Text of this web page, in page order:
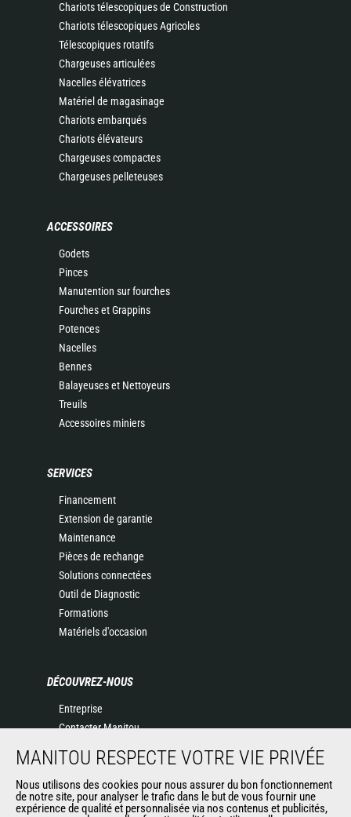
Chariots télescopiques de Construction
Chariots télescopiques Agricoles
Télescopiques rotatifs
Chargeuses articulées
Nacelles élévatrices
Matériel de magasinage
Chariots embarqués
Chariots élévateurs
Chargeuses compactes
Chargeuses pelleteuses
ACCESSOIRES
Godets
Pinces
Manutention sur fourches
Fourches et Grappins
Potences
Nacelles
Bennes
Balayeuses et Nettoyeurs
Treuils
Accessoires miniers
SERVICES
Financement
Extension de garantie
Maintenance
Pièces de rechange
Solutions connectées
Outil de Diagnostic
Formations
Matériels d'occasion
DÉCOUVREZ-NOUS
Entreprise
Contacter Manitou
Politique de protection des données
Evénements
Actualités
MANITOU RESPECTE VOTRE VIE PRIVÉE
Nous utilisons des cookies pour nous assurer du bon fonctionnement
de notre site, pour analyser le trafic dans le but de vous fournir une
expérience de qualité et personnalisée via nos contenus et publicités,